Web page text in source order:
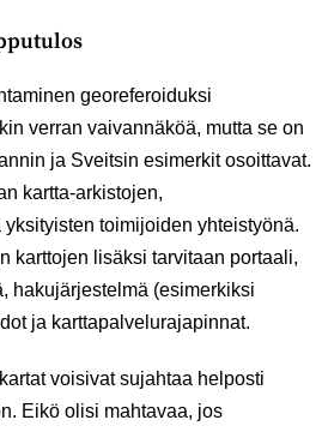
georeferoiduksi
verran vaivannäköä, mutta se on
ja Sveitsin esimerkit osoittavat.
kartta-arkistojen,
toimijoiden yhteistyönä.
karttojen lisäksi tarvitaan portaali,
hakujärjestelmä (esimerkiksi
ja karttapalvelurajapinnat.
voisivat sujahtaa helposti
Eikö olisi mahtavaa, jos